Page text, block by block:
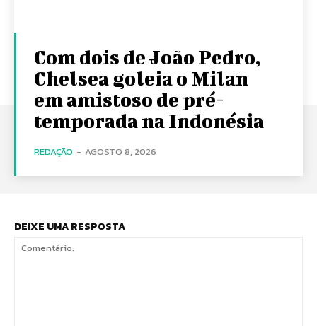
Com dois de João Pedro,
Chelsea goleia o Milan
em amistoso de pré-
temporada na Indonésia
REDAÇÃO - AGOSTO 8, 2026
DEIXE UMA RESPOSTA